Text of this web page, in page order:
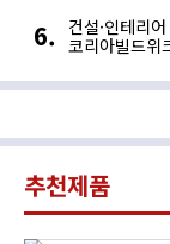
건설·인테리
코리아빌드위
추천제품